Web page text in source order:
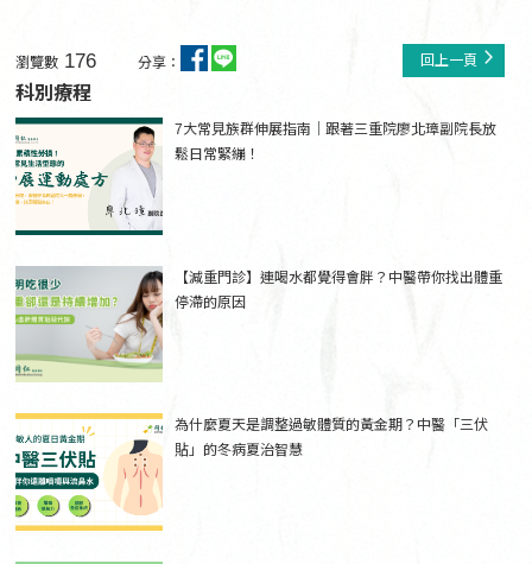
瀏覽數 176 分享： 回上一頁
科別療程
7大常見族群伸展指南｜跟著三重院廖北璋副院長放
鬆日常緊繃！
【減重門診】連喝水都覺得會胖？中醫帶你找出體重
停滯的原因
為什麼夏天是調整過敏體質的黃金期？中醫「三伏
貼」的冬病夏治智慧